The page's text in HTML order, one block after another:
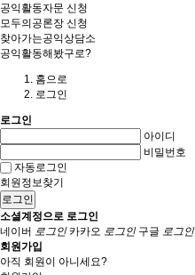
공익활동자문 신청
모두의공론장 신청
찾아가는공익상담소
공익활동해봤구로?
홈으로
로그인
로그인
아이디
비밀번호
자동로그인
회원정보찾기
로그인
소셜계정으로 로그인
네이버 로그인 카카오 로그인 구글 로그인
회원가입
아직 회원이 아니세요?